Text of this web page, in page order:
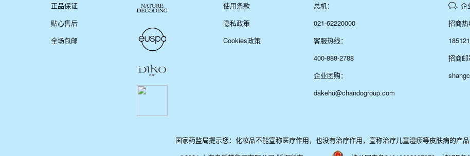
正品保证
贴心售后
全场包邮
使用条款
隐私政策
Cookies政策
总机：
021-62220000
客服热线：
400-888-2788
企业团购：
dakehu@chandogroup.com
企
招商热
招商邮
国家药监局提示您：化妆品不能宣称医疗作用，也没有治疗作用，宣称治疗儿童湿疹等皮肤病的产品